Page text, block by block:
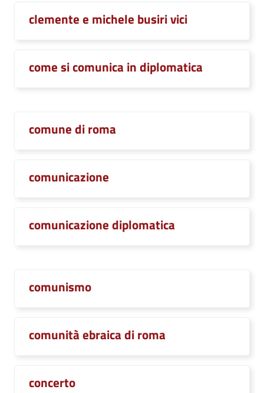
clemente e michele busiri vici
come si comunica in diplomatica
comune di roma
comunicazione
comunicazione diplomatica
comunismo
comunità ebraica di roma
concerto